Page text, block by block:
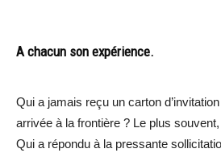
A chacun son expérience.
Qui a jamais reçu un carton
arrivée à la frontière ? Le plus
Qui a répondu à la pressante